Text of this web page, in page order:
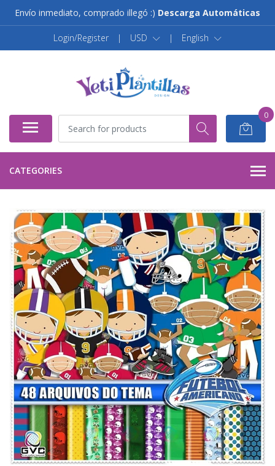
Envío inmediato, comprado illegó :) Descarga Automáticas
Login/Register | USD | English
0
CATEGORIES